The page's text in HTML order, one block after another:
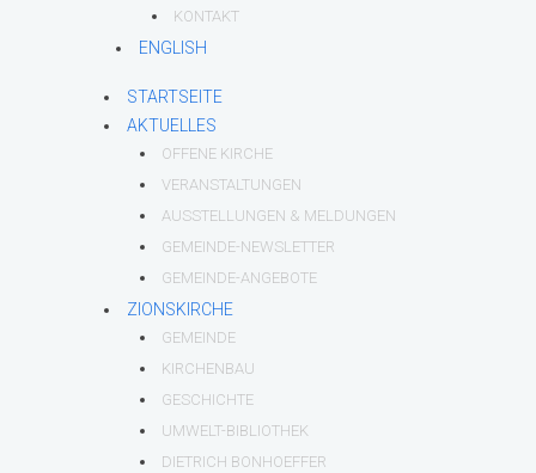
KONTAKT
ENGLISH
STARTSEITE
AKTUELLES
OFFENE KIRCHE
VERANSTALTUNGEN
AUSSTELLUNGEN & MELDUNGEN
GEMEINDE-NEWSLETTER
GEMEINDE-ANGEBOTE
ZIONSKIRCHE
GEMEINDE
KIRCHENBAU
GESCHICHTE
UMWELT-BIBLIOTHEK
DIETRICH BONHOEFFER